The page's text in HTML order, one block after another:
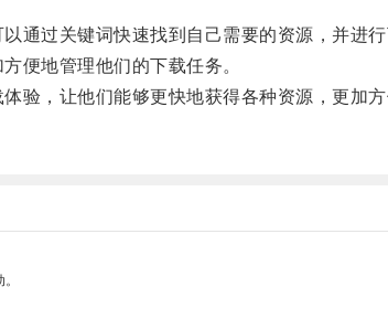
过关键词快速找到自己需要的资源，并进行
便地管理他们的下载任务。
，让他们能够更快地获得各种资源，更加方